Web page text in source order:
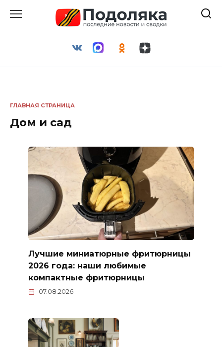
ГЛАВНАЯ СТРАНИЦА
Дом и сад
Лучшие миниатюрные фритюрницы
2026 года: наши любимые
компактные фритюрницы
07.08.2026